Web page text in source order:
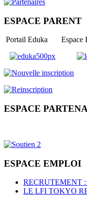
ESPACE PARENT
Portail Eduka Espace
ESPACE
ESPACE EMPLOI
RECRUTEMENT
LE LFI TOKYO